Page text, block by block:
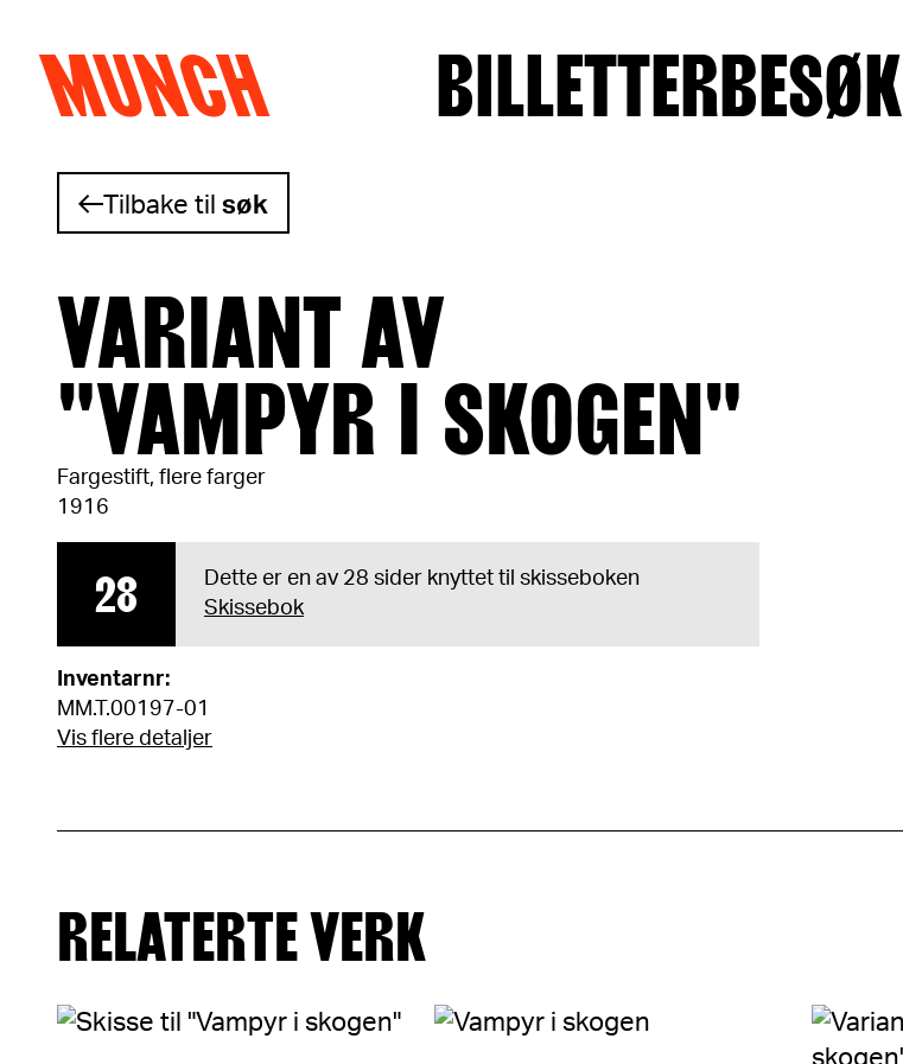
Hopp til innhold
MUNCH BILLETTERBESØK
Tilbake tilsøk
VARIANT AV
"VAMPYR I SKOGEN"
Fargestift, flere farger
1916
28
Dette er en av 28 sider knyttet til skisseboken
Skissebok
Inventarnr:
MM.T.00197-01
Vis flere detaljer
RELATERTE VERK